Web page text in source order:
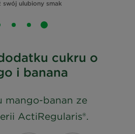
swój ulubiony smak
cukru o
i banana
mango-banan ze
ActiRegularis®.